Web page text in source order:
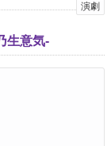
i
g
演劇
生意気-